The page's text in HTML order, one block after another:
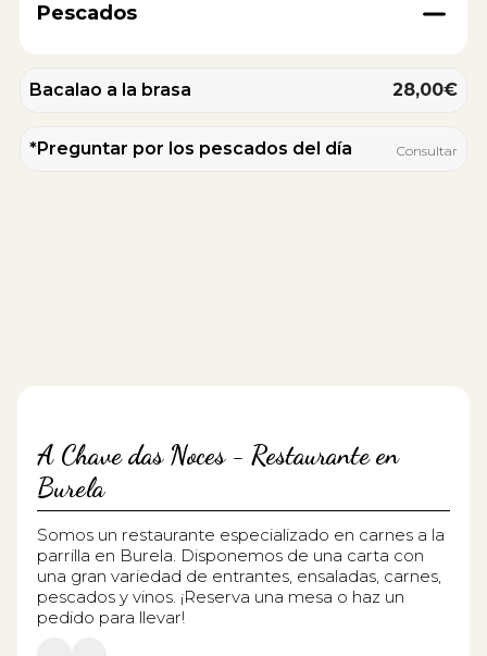
Pescados
Bacalao a la brasa 28,00€
*Preguntar por los pescados del día Consultar
A Chave das Noces - Restaurante en
Burela
Somos un restaurante especializado en carnes a la
parrilla en Burela. Disponemos de una carta con
una gran variedad de entrantes, ensaladas, carnes,
pescados y vinos. ¡Reserva una mesa o haz un
pedido para llevar!